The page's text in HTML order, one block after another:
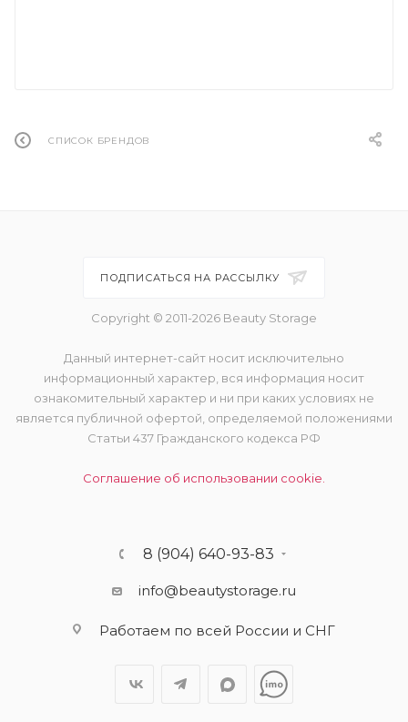
СПИСОК БРЕНДОВ
ПОДПИСАТЬСЯ НА РАССЫЛКУ
Copyright © 2011-2026 Beauty Storage
Данный интернет-сайт носит исключительно
информационный характер, вся информация носит
ознакомительный характер и ни при каких условиях не
является публичной офертой, определяемой положениями
Статьи 437 Гражданского кодекса РФ
Соглашение об использовании cookie.
8 (904) 640-93-83
info@beautystorage.ru
Работаем по всей России и СНГ